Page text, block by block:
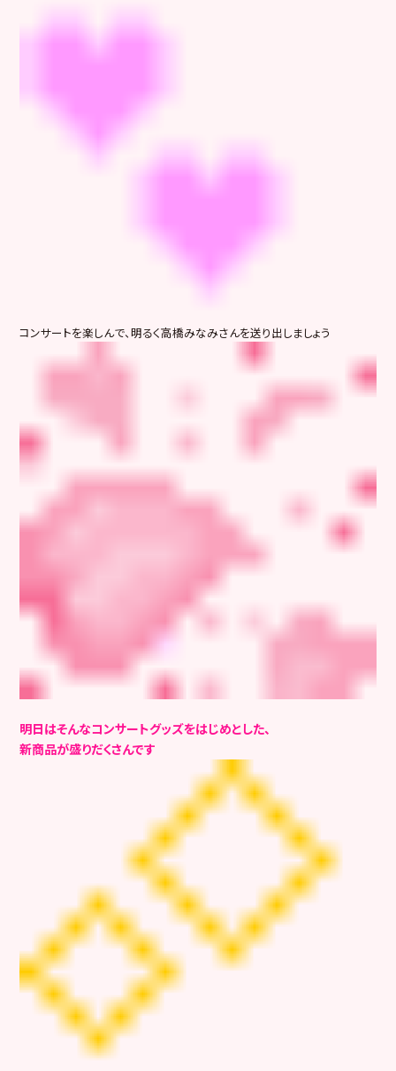
コンサートを楽しんで、明るく高橋みなみさんを送り出しましょう
明日はそんなコンサートグッズをはじめとした、
新商品が盛りだくさんです